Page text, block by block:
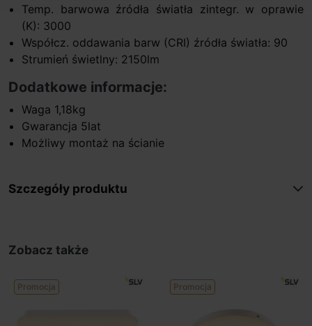
Temp. barwowa źródła światła zintegr. w oprawie
(K): 3000
Współcz. oddawania barw (CRI) źródła światła: 90
Strumień świetlny: 2150lm
Dodatkowe informacje:
Waga 1,18kg
Gwarancja 5lat
Możliwy montaż na ścianie
Szczegóły produktu
Zobacz także
Promocja Promocja